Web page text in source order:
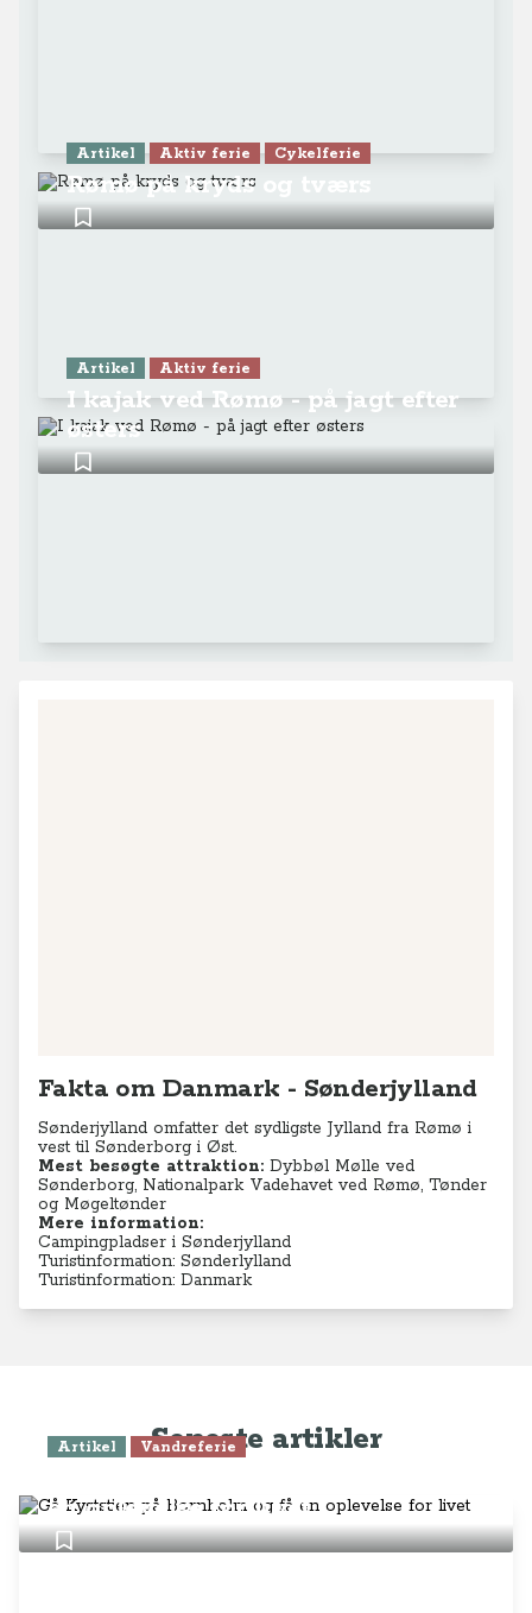
Artikel Aktiv ferie Cykelferie
Rømø på kryds og tværs
Artikel Aktiv ferie
I kajak ved Rømø - på jagt efter
østers
Fakta om Danmark - Sønderjylland
Sønderjylland omfatter det sydligste Jylland fra Rømø i
vest til Sønderborg i Øst.
Mest besøgte attraktion: Dybbøl Mølle ved
Sønderborg, Nationalpark Vadehavet ved Rømø, Tønder
og Møgeltønder
Mere information:
Campingpladser i Sønderjylland
Turistinformation: Sønderlylland
Turistinformation: Danmark
Seneste artikler
Artikel Vandreferie
en oplevelse for livet